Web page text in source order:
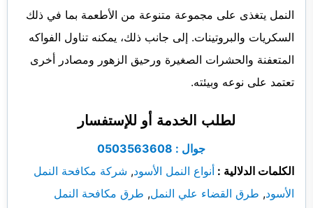
النمل يتغذى على مجموعة متنوعة من الأطعمة بما في ذلك
السكريات والبروتينات. إلى جانب ذلك، يمكنه تناول الفواكه
المتعفنة والحشرات الصغيرة ورحيق الزهور ومصادر أخرى
تعتمد على نوعه وبيئته.
لطلب الخدمة أو للإستفسار
جوال : 0503563608
الكلمات الدلالية : أنواع النمل الأسود, شركة مكافحة النمل
الأسود, طرق القضاء علي النمل, طرق مكافحة النمل